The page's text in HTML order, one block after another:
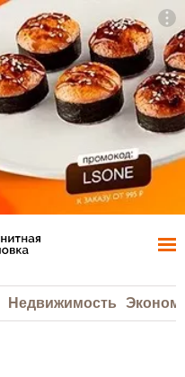
Недвижимость